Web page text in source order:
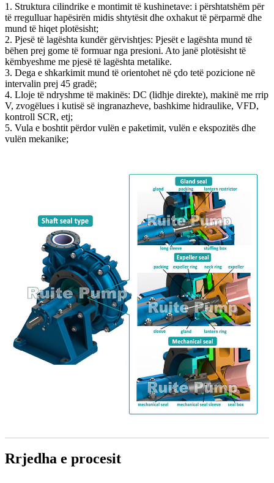
1. Struktura cilindrike e montimit të kushinetave: i përshtatshëm për
të rregulluar hapësirën midis shtytësit dhe oxhakut të përparmë dhe
mund të hiqet plotësisht;
2. Pjesë të lagështa kundër gërvishtjes: Pjesët e lagështa mund të
bëhen prej gome të formuar nga presioni. Ato janë plotësisht të
këmbyeshme me pjesë të lagështa metalike.
3. Dega e shkarkimit mund të orientohet në çdo tetë pozicione në
intervalin prej 45 gradë;
4. Lloje të ndryshme të makinës: DC (lidhje direkte), makinë me rrip
V, zvogëlues i kutisë së ingranazheve, bashkime hidraulike, VFD,
kontroll SCR, etj;
5. Vula e boshtit përdor vulën e paketimit, vulën e ekspozitës dhe
vulën mekanike;
Rrjedha e procesit